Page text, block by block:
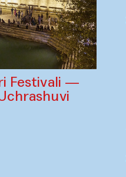
Festivali —